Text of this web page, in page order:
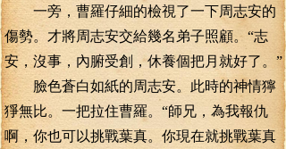
一旁，曹羅仔細的檢視了一下周志安的
傷勢。才將周志安交給幾名弟子照顧。“志
安，沒事，內腑受創，休養個把月就好了。”
臉色蒼白如紙的周志安。此時的神情獰
猙無比。一把拉住曹羅。“師兄，為我報仇
啊，你也可以挑戰葉真。你現在就挑戰葉真